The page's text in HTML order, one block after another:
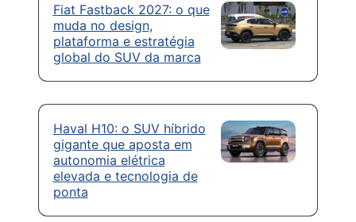
Fiat Fastback 2027: o que
muda no design,
plataforma e estratégia
global do SUV da marca
Haval H10: o SUV híbrido
gigante que aposta em
autonomia elétrica
elevada e tecnologia de
ponta